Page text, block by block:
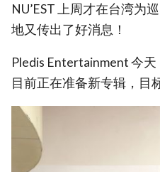
NU’EST 上周才在台湾为
地又传出了好消息！
Pledis Entertainment 今天
目前正在准备新专辑，目